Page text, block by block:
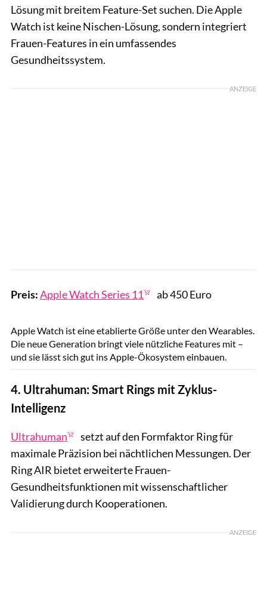
Lösung mit breitem Feature-Set suchen. Die Apple
Watch ist keine Nischen-Lösung, sondern integriert
Frauen-Features in ein umfassendes
Gesundheitssystem.
ANZEIGE
Preis:Apple Watch Series 11 ab 450 Euro
Apple Watch ist eine etablierte Größe unter den Wearables.
Die neue Generation bringt viele nützliche Features mit –
und sie lässt sich gut ins Apple-Ökosystem einbauen.
4. Ultrahuman: Smart Rings mit Zyklus-
Intelligenz
Ultrahuman
setzt auf den Formfaktor Ring für
maximale Präzision bei nächtlichen Messungen. Der
Ring AIR bietet erweiterte Frauen-
Gesundheitsfunktionen mit wissenschaftlicher
Validierung durch Kooperationen.
ANZEIGE